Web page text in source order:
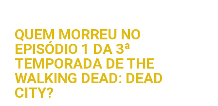
QUEM MORREU NO
EPISÓDIO 1 DA 3ª
TEMPORADA DE THE
WALKING DEAD: DEAD
CITY?